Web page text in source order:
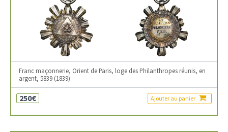
Franc maçonnerie, Orient de Paris, loge des Philanthropes réunis, en
argent, 5839 (1839)
250€ Ajouter au panier